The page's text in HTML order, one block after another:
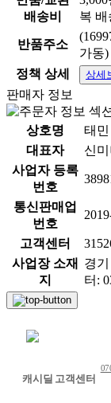
배송비
복
반품주소
가동
정책 상세
상세
판매자 정보
상호명
태민
대표자
신
사업자 등록
번호
통신판매업
번호
고객센터
사업장 소재
지
경
터:
캐시딜 고객센터